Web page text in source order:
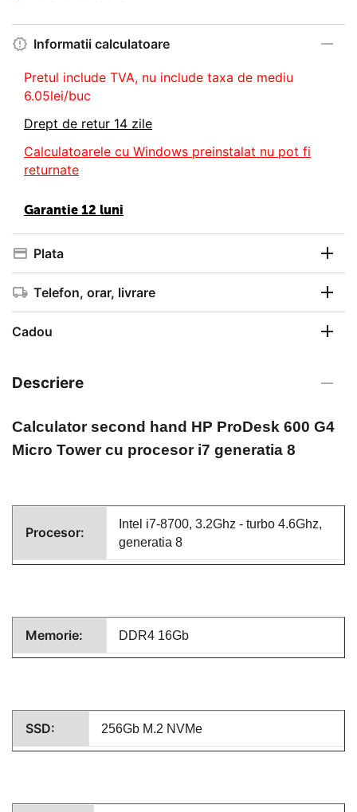
Informatii calculatoare
Pretul include TVA, nu include taxa de mediu
6.05lei/buc
Drept de retur 14 zile
Calculatoarele cu Windows preinstalat nu pot fi
returnate
Garantie 12 luni
Plata
Telefon, orar, livrare
Cadou
Descriere
Calculator second hand HP ProDesk 600 G4
Micro Tower cu procesor i7 generatia 8
Procesor:
Intel i7-8700, 3.2Ghz - turbo 4.6Ghz,
generatia 8
Memorie: DDR4 16Gb
SSD: 256Gb M.2 NVMe